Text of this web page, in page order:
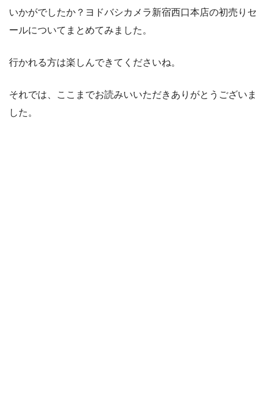
いかがでしたか？ヨドバシカメラ新宿西口本店の初売りセ
ールについてまとめてみました。
行かれる方は楽しんできてくださいね。
それでは、ここまでお読みいいただきありがとうございま
した。